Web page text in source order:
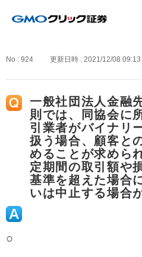
No : 924 更新日時 : 2021/12/08 09:13
一般社団法人金融
則では、同協会に
引業者がバイナリ
扱う場合、顧客と
めることが求めら
定期間の取引額や
基準を超えた場合
いは中止する場合
○